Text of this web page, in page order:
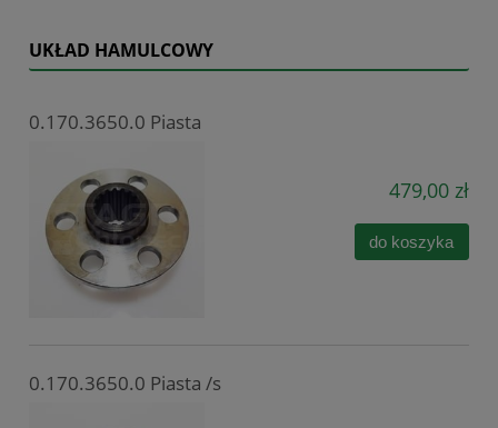
UKŁAD HAMULCOWY
0.170.3650.0 Piasta
479,00 zł
do koszyka
0.170.3650.0 Piasta /s